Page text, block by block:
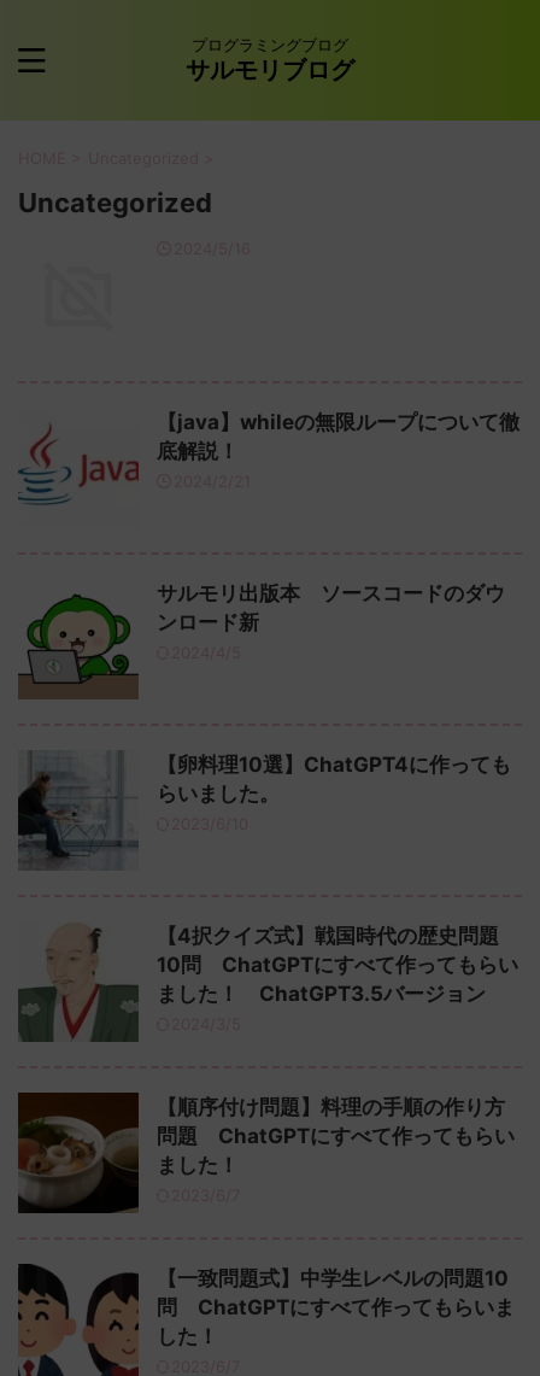
プログラミングブログ
サルモリブログ
Uncategorized
【java】whileの無限ループについて徹
底解説！
サルモリ出版本 ソースコードのダウ
ンロード新
【卵料理10選】ChatGPT4に作っても
らいました。
【4択クイズ式】戦国時代の歴史問題
10問 ChatGPTにすべて作ってもらい
ました！ ChatGPT3.5バージョン
【順序付け問題】料理の手順の作り方
問題 ChatGPTにすべて作ってもらい
ました！
【一致問題式】中学生レベルの問題10
問 ChatGPTにすべて作ってもらいま
した！